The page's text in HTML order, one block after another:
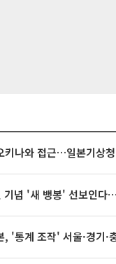
계 조작' 서울·경기·충북 선관위 등